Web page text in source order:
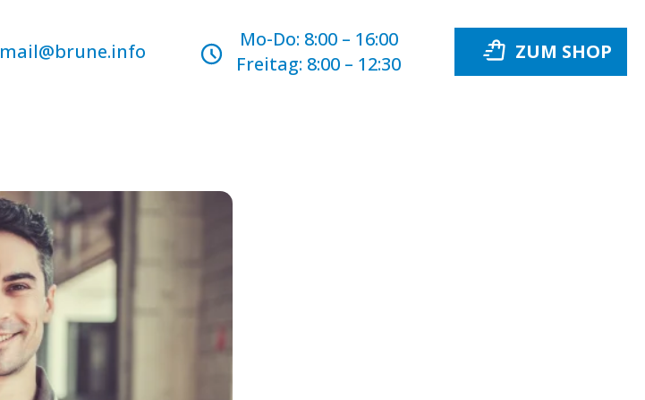
Mo-Do: 8:00 – 16:00
Freitag: 8:00 – 12:30
mail@brune.info